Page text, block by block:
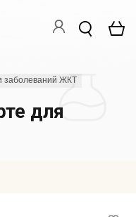
заболеваний ЖКТ
для